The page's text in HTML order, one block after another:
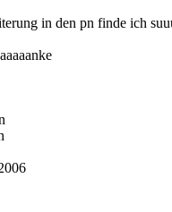
in den pn finde ich